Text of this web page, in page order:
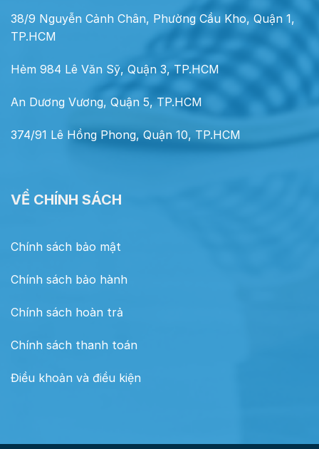
38/9 Nguyễn Cảnh Chân, Phường Cầu Kho, Quận 1,
TP.HCM
Hẻm 984 Lê Văn Sỹ, Quận 3, TP.HCM
An Dương Vương, Quận 5, TP.HCM
374/91 Lê Hồng Phong, Quận 10, TP.HCM
VỀ CHÍNH SÁCH
Chính sách bảo mật
Chính sách bảo hành
Chính sách hoàn trả
Chính sách thanh toán
Điều khoản và điều kiện